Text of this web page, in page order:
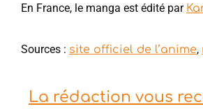
En France, le manga est édité par
Sources : site officiel de l’anime,
La rédaction vous